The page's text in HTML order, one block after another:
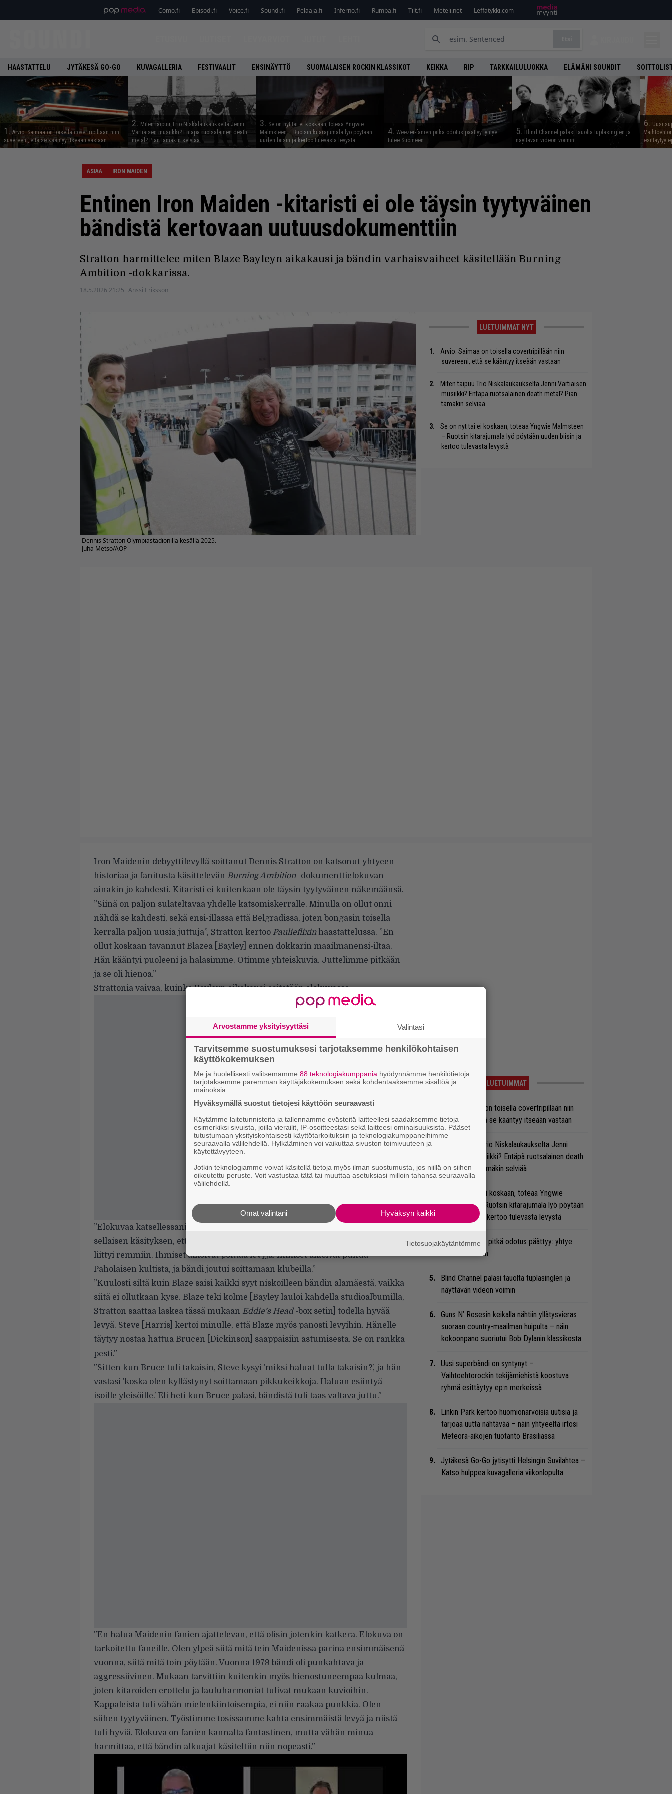
Como.fi Episodi.fi Voice.fi Soundi.fi Pelaaja.fi Inferno.fi Rumba.fi Tilt.fi Meteli.net Leffatykki.com
HAASTATTELU JYTÄKESÄ GO-GO KUVAGALLERIA FESTIVAALIT ENSINÄYTTÖ SUOMALAISEN ROCKIN KLASSIKOT KEIKKA RIP TARKKAILULUOKKA ELÄMÄNI SOUNDIT
1. Arvio: Saimaa on toisella covertripillään niin
suvereeni, että se kääntyy itseään vastaan
2. Miten taipuu Trio Niskalaukaukselta Jenni
Vartiaisen musiikki? Entäpä ruotsalainen death
metal? Pian tämäkin selviää
3. Se on nyt tai ei koskaan, toteaa Yngwie
Malmsteen – Ruotsin kitarajumala lyö pöytään
uuden biisin ja kertoo tulevasta levystä
4. Weezer-fanien pitkä odotus päättyy: yhtye
tulee Suomeen
5. Blind Channel palasi tauolta tuplasinglen ja
näyttävän videon voimin
6. Uusi
esittäytyy
ASIAA IRON MAIDEN
Entinen Iron Maiden -kitaristi ei ole täysin tyytyväinen
bändistä kertovaan uutuusdokumenttiin
Stratton harmittelee miten Blaze Bayleyn aikakausi ja bändin varhaisvaiheet käsitellään Burning
Ambition -dokkarissa.
18.5.2026 21:25 Anssi Eriksson
Dennis Stratton Olympiastadionilla kesällä 2025.
Juha Metso/AOP
LUETUIMMAT NYT
Arvio: Saimaa on toisella covertripillään niin
suvereeni, että se kääntyy itseään vastaan
Miten taipuu Trio Niskalaukaukselta Jenni Vartiaisen
musiikki? Entäpä ruotsalainen death metal? Pian
tämäkin selviää
Se on nyt tai ei koskaan, toteaa Yngwie Malmsteen
– Ruotsin kitarajumala lyö pöytään uuden biisin ja
kertoo tulevasta levystä
Iron Maidenin debyyttilevyllä soittanut Dennis Stratton on katsonut yhtyeen
historiaa ja fanitusta käsittelevän Burning Ambition-dokumenttielokuvan
ainakin jo kahdesti. Kitaristi ei kuitenkaan ole täysin tyytyväinen näkemäänsä.
”Siinä on paljon sulateltavaa yhdelle katsomiskerralle. Minulla on ollut onni
nähdä se kahdesti, sekä ensi-illassa että Belgradissa, joten bongasin toisella
kerralla paljon uusia juttuja”, Stratton kertoo Paulieflixinhaastattelussa. ”En
ollut koskaan tavannut Blazea [Bayley] ennen dokkarin maailmanensi-iltaa.
Hän kääntyi puoleeni ja halasimme. Otimme yhteiskuvia. Juttelimme pitkään
ja se oli hienoa.”
Strattonia vaivaa, kuinka Bayleyn aikakausi esitetään elokuvassa.
”Elokuvaa katsellessani minusta tuntui pahalta Blazen puolesta, sillä siitä sai
sellaisen käsityksen, että bändi lähti luisumaan alamäkeen heti kun Blaze
liittyi remmiin. Ihmiset alkoivat polttaa levyjä. Ihmiset alkoivat puhua
Paholaisen kultista, ja bändi joutui soittamaan klubeilla.”
”Kuulosti siltä kuin Blaze saisi kaikki syyt niskoilleen bändin alamäestä, vaikka
siitä ei ollutkaan kyse. Blaze teki kolme [Bayley lauloi kahdella studioalbumilla,
Stratton saattaa laskea tässä mukaan Eddie’s Head-box setin] todella hyvää
levyä. Steve [Harris] kertoi minulle, että Blaze myös panosti levyihin. Hänelle
täytyy nostaa hattua Brucen [Dickinson] saappaisiin astumisesta. Se on rankka
pesti.”
”Sitten kun Bruce tuli takaisin, Steve kysyi ’miksi haluat tulla takaisin?’, ja hän
vastasi ’koska olen kyllästynyt soittamaan pikkukeikkoja. Haluan esiintyä
isoille yleisöille.’ Eli heti kun Bruce palasi, bändistä tuli taas valtava juttu.”
”En halua Maidenin fanien ajattelevan, että olisin jotenkin katkera. Elokuva on
tarkoitettu faneille. Olen ylpeä siitä mitä tein Maidenissa parina ensimmäisenä
vuonna, siitä mitä toin pöytään. Vuonna 1979 bändi oli punkahtava ja
aggressiivinen. Mukaan tarvittiin kuitenkin myös hienostuneempaa kulmaa,
joten kitaroiden erottelu ja lauluharmoniat tulivat mukaan kuvioihin.
Kappaleista tuli vähän mielenkiintoisempia, ei niin raakaa punkkia. Olen
siihen tyytyväinen. Työstimme tosissamme kahta ensimmäistä levyä ja niistä
tuli hyviä. Elokuva on fanien kannalta fantastinen, mutta vähän minua
harmittaa, että bändin alkuajat käsiteltiin niin nopeasti.”
LUETUIMMAT
Arvio: Saimaa on toisella covertripillään niin
suvereeni, että se kääntyy itseään vastaan
Miten taipuu Trio Niskalaukaukselta Jenni
Vartiaisen musiikki? Entäpä ruotsalainen death
metal? Pian tämäkin selviää
Se on nyt tai ei koskaan, toteaa Yngwie
Malmsteen – Ruotsin kitarajumala lyö pöytään
uuden biisin ja kertoo tulevasta levystä
Weezer-fanien pitkä odotus päättyy: yhtye
tulee Suomeen
Blind Channel palasi tauolta tuplasinglen ja
näyttävän videon voimin
Guns N’ Rosesin keikalla nähtiin yllätysvieras
suoraan country-maailman huipulta – näin
kokoonpano suoriutui Bob Dylanin klassikosta
Uusi superbändi on syntynyt –
Vaihtoehtorockin tekijämiehistä koostuva
ryhmä esittäytyy ep:n merkeissä
Linkin Park kertoo huomionarvoisia uutisia ja
tarjoaa uutta nähtävää – näin yhtyeeltä irtosi
Meteora-aikojen tuotanto Brasiliassa
Jytäkesä Go-Go jytisytti Helsingin Suvilahtea –
Katso hulppea kuvagalleria viikonlopulta
Arvostamme yksityisyyttäsi Valintasi
Tarvitsemme suostumuksesi tarjotaksemme henkilökohtaisen
käyttökokemuksen
Me ja huolellisesti valitsemamme 88 teknologiakumppania hyödynnämme henkilötietoja
tarjotaksemme paremman käyttäjäkokemuksen sekä kohdentaaksemme sisältöä ja
mainoksia.
Hyväksymällä suostut tietojesi käyttöön seuraavasti
Käytämme laitetunnisteita ja tallennamme evästeitä laitteellesi saadaksemme tietoja
esimerkiksi sivuista, joilla vierailit, IP-osoitteestasi sekä laitteesi ominaisuuksista. Pääset
tutustumaan yksityiskohtaisesti käyttötarkoituksiin ja teknologiakumppaneihimme
seuraavalla välilehdellä. Hylkääminen voi vaikuttaa sivuston toimivuuteen ja
käytettävyyteen.
Jotkin teknologiamme voivat käsitellä tietoja myös ilman suostumusta, jos niillä on siihen
oikeutettu peruste. Voit vastustaa tätä tai muuttaa asetuksiasi milloin tahansa seuraavalla
välilehdellä.
Hyväksyn kaikki
Omat valintani
Tietosuojakäytäntömme